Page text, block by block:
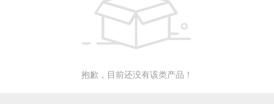
抱歉，目前还没有该类产品！